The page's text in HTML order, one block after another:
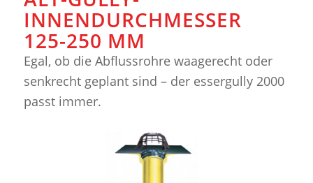
INNENDURCHMESSER
125-250 MM
Egal, ob die Abflussrohre waagerecht oder
senkrecht geplant sind – der essergully 2000
passt immer.